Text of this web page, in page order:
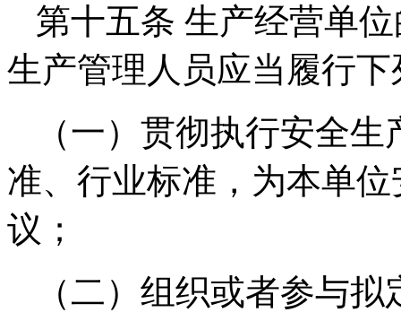
第十五条 生产经营单
生产管理人员应当履行
（一）贯彻执行安全
准、行业标准，为本单
议；
（二）组织或者参与